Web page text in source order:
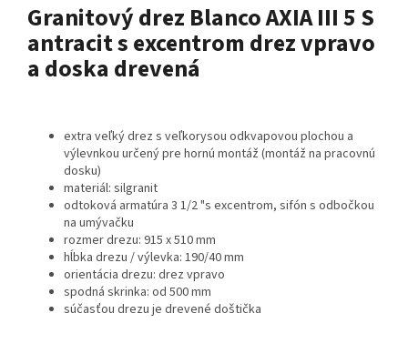
Granitový drez Blanco AXIA III 5 S
antracit s excentrom drez vpravo
a doska drevená
extra veľký drez s veľkorysou odkvapovou plochou a
výlevnkou určený pre hornú montáž (montáž na pracovnú
dosku)
materiál: silgranit
odtoková armatúra 3 1/2 "s excentrom, sifón s odbočkou
na umývačku
rozmer drezu: 915 x 510 mm
hĺbka drezu / výlevka: 190/40 mm
orientácia drezu: drez vpravo
spodná skrinka: od 500 mm
súčasťou drezu je drevené doštička